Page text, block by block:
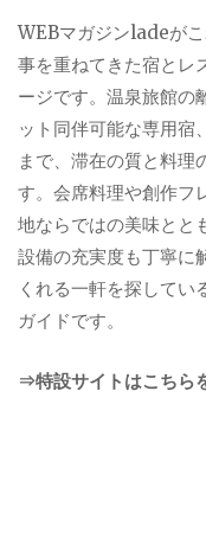
WEBマガジンladeが
事を重ねてきた宿とレ
ージです。温泉旅館の
ット同伴可能な専用宿
まで、滞在の質と料理
す。会席料理や創作フ
地ならではの美味とと
設備の充実度も丁寧に
くれる一軒を探してい
ガイドです。
⇒特設サイトはこちら